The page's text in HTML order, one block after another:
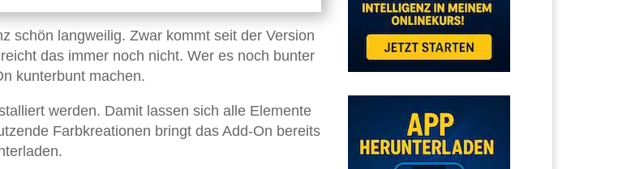
schön langweilig. Zwar kommt seit der Version
das immer noch nicht. Wer es noch bunter
kunterbunt machen.
werden. Damit lassen sich alle Elemente
Farbkreationen bringt das Add-On bereits